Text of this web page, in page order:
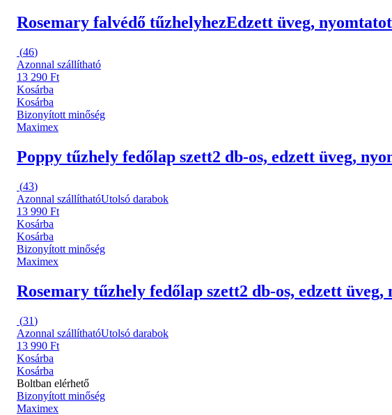
Rosemary falvédő tűzhelyhezEdzett üveg,
(46)
Azonnal szállítható
13 290 Ft
Kosárba
Kosárba
Bizonyított minőség
Maximex
Poppy tűzhely fedőlap szett2 db-os, edzett üveg,
(43)
Azonnal szállíthatóUtolsó darabok
13 990 Ft
Kosárba
Kosárba
Bizonyított minőség
Maximex
Rosemary tűzhely fedőlap szett2 db-os, edzett
(31)
Azonnal szállíthatóUtolsó darabok
13 990 Ft
Kosárba
Kosárba
Boltban elérhető
Bizonyított minőség
Maximex